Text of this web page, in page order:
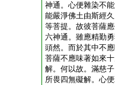
神通。心便雜染不
能嚴淨佛土由斯經
等菩提。故彼菩薩
六神通。雖應精勤
頭然。而於其中不
菩薩不應味著如來
解。何以故。滿慈
所畏四無礙解。心